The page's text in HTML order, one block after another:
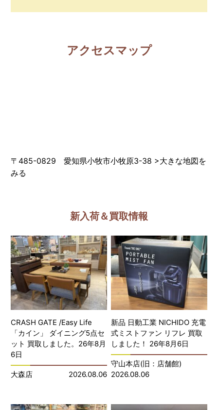
アクセスマップ
〒485-0829 愛知県小牧市小牧原3-38 >大きな地図を
みる
新入荷＆買取情報
CRASH GATE /Easy Life
「カイン」 ダイニング5点セ
ット 買取しました。26年8月
6日
大森店 2026.08.06
新品 日動工業 NICHIDO 充電
式ミストファン リフレ 買取
しました！ 26年8月6日
守山本店(旧：店舗館)
2026.08.06